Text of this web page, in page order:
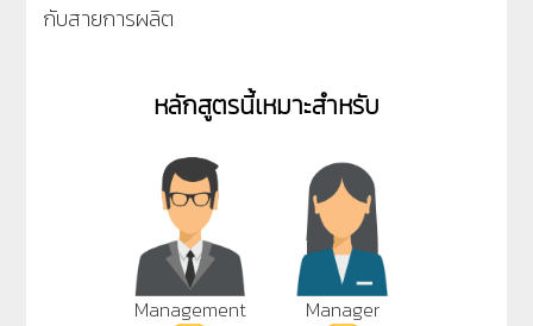
กับสายการผลิต
หลักสูตรนี้เหมาะสำหรับ
Management Manager